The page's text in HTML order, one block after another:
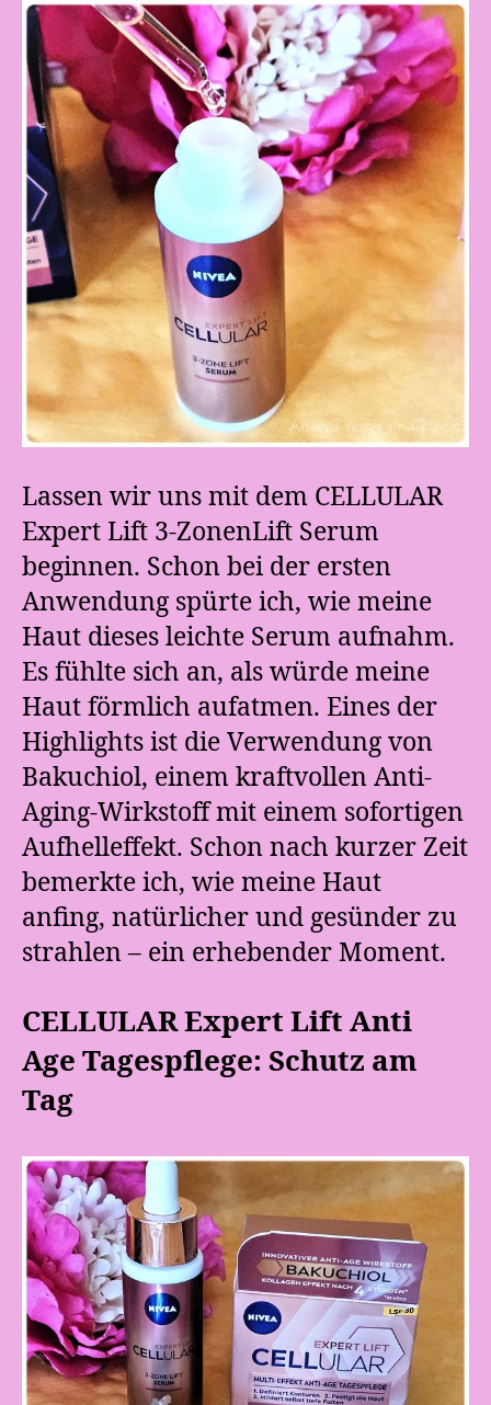
Lassen wir uns mit dem CELLULAR
Expert Lift 3-ZonenLift Serum
beginnen. Schon bei der ersten
Anwendung spürte ich, wie meine
Haut dieses leichte Serum aufnahm.
Es fühlte sich an, als würde meine
Haut förmlich aufatmen. Eines der
Highlights ist die Verwendung von
Bakuchiol, einem kraftvollen Anti-
Aging-Wirkstoff mit einem sofortigen
Aufhelleffekt. Schon nach kurzer Zeit
bemerkte ich, wie meine Haut
anfing, natürlicher und gesünder zu
strahlen – ein erhebender Moment.
CELLULAR Expert Lift Anti
Age Tagespflege: Schutz am
Tag